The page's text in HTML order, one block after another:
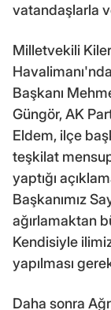
vatandaşlarla
Milletvekili
Başkanı
Güngör, AK
Eldem, ilçe
teşkilat
yaptığı
Başkanımız
ağırlamaktan
Kendisiyle
yapılması
Daha sonra